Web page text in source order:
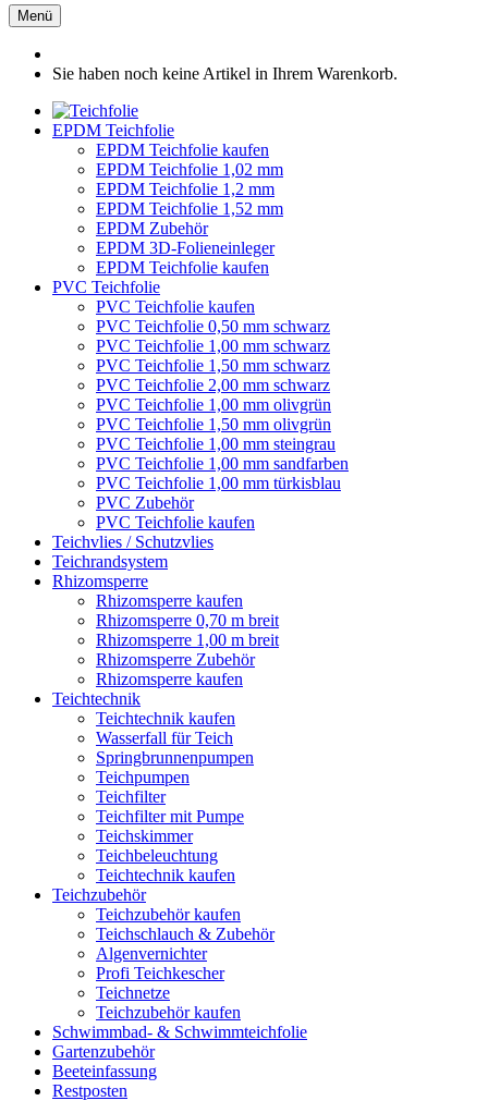
Menü
Sie haben noch keine Artikel in Ihrem Warenkorb.
EPDM Teichfolie
EPDM Teichfolie kaufen
EPDM Teichfolie 1,02 mm
EPDM Teichfolie 1,2 mm
EPDM Teichfolie 1,52 mm
EPDM Zubehör
EPDM 3D-Folieneinleger
EPDM Teichfolie kaufen
PVC Teichfolie
PVC Teichfolie kaufen
PVC Teichfolie 0,50 mm schwarz
PVC Teichfolie 1,00 mm schwarz
PVC Teichfolie 1,50 mm schwarz
PVC Teichfolie 2,00 mm schwarz
PVC Teichfolie 1,00 mm olivgrün
PVC Teichfolie 1,50 mm olivgrün
PVC Teichfolie 1,00 mm steingrau
PVC Teichfolie 1,00 mm sandfarben
PVC Teichfolie 1,00 mm türkisblau
PVC Zubehör
PVC Teichfolie kaufen
Teichvlies / Schutzvlies
Teichrandsystem
Rhizomsperre
Rhizomsperre kaufen
Rhizomsperre 0,70 m breit
Rhizomsperre 1,00 m breit
Rhizomsperre Zubehör
Rhizomsperre kaufen
Teichtechnik
Teichtechnik kaufen
Wasserfall für Teich
Springbrunnenpumpen
Teichpumpen
Teichfilter
Teichfilter mit Pumpe
Teichskimmer
Teichbeleuchtung
Teichtechnik kaufen
Teichzubehör
Teichzubehör kaufen
Teichschlauch & Zubehör
Algenvernichter
Profi Teichkescher
Teichnetze
Teichzubehör kaufen
Schwimmbad- & Schwimmteichfolie
Gartenzubehör
Beeteinfassung
Restposten